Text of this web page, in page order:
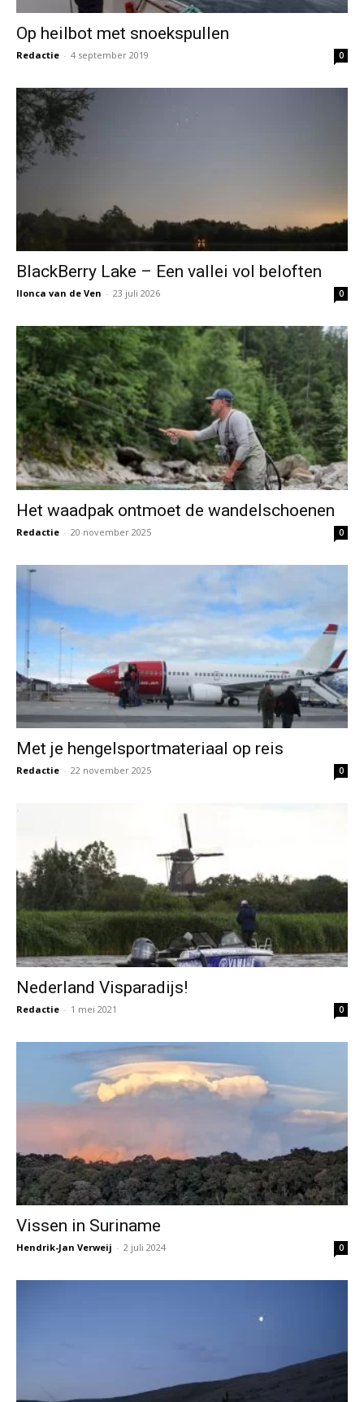
Op heilbot met snoekspullen
Redactie - 4 september 2019 0
BlackBerry Lake – Een vallei vol beloften
Ilonca van de Ven - 23 juli 2026 0
Het waadpak ontmoet de wandelschoenen
Redactie - 20 november 2025 0
Met je hengelsportmateriaal op reis
Redactie - 22 november 2025 0
Nederland Visparadijs!
Redactie - 1 mei 2021 0
Vissen in Suriname
Hendrik-Jan Verweij - 2 juli 2024 0